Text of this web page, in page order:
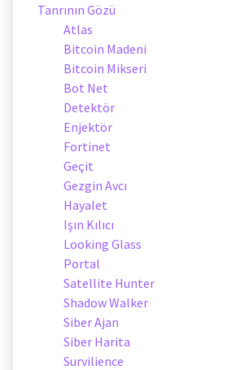
Tanrının Gözü
Atlas
Bitcoin Madeni
Bitcoin Mikseri
Bot Net
Detektör
Enjektör
Fortinet
Geçit
Gezgin Avcı
Hayalet
Işın Kılıcı
Looking Glass
Portal
Satellite Hunter
Shadow Walker
Siber Ajan
Siber Harita
Survilience